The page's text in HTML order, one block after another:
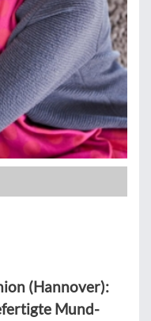
(Hannover):
Mund-